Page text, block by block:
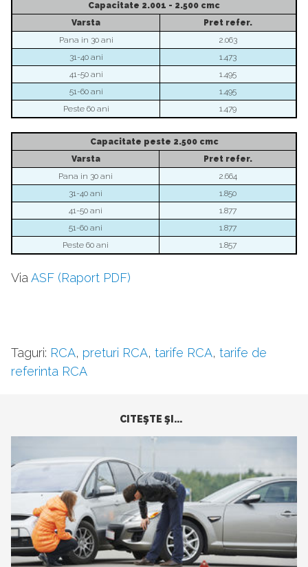
Capacitate 2.001 - 2.500 cmc
Varsta
Pret refer.
Pana in 30 ani
2.063
31-40 ani
1.473
41-50 ani
1.495
51-60 ani
1.495
Peste 60 ani
1.479
Capacitate peste 2.500 cmc
Varsta
Pret refer.
Pana in 30 ani
2.664
31-40 ani
1.850
41-50 ani
1.877
51-60 ani
1.877
Peste 60 ani
1.857
ViaASF (Raport PDF)
Taguri: RCA, preturi RCA, tarife RCA, tarife de
referinta RCA
CITEŞTE ŞI...